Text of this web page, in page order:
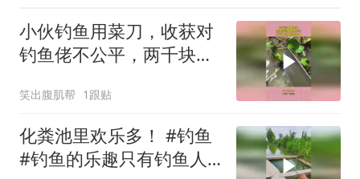
小伙钓鱼用菜刀，收获对
钓鱼佬不公平，两千块的
笑出腹肌帮 1跟贴
化粪池里欢乐多！ #钓鱼
#钓鱼的乐趣只有钓鱼人